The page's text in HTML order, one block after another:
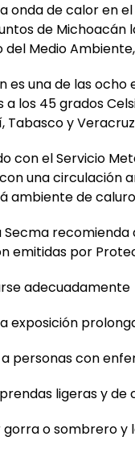
onda de calor en
de Michoacán
Medio
es una de las
a los 45 grados
Tabasco y
con el Servicio
una circulación
ambiente de
Secma
emitidas por
adecuadamente
exposición
personas con
ligeras y de
gorra o sombrero y